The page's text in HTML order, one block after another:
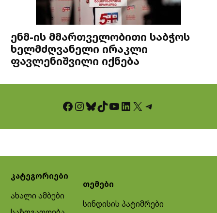
ენმ-ის მმართველობითი საბჭოს
ხელმძღვანელი ირაკლი
ფავლენიშვილი იქნება
Facebook InstagramBluesky TikTok YouTube LinkedIn X Telegram
კატეგორიები
ახალი ამბები
თემები
სინდისის პატიმრები